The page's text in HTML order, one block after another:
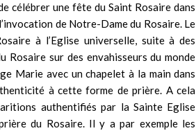
célébrer une fête du Saint Rosaire dans
de Notre-Dame du Rosaire. Le
à l’Eglise universelle, suite à des
Rosaire sur des envahisseurs du monde
Marie avec un chapelet à la main dans
à cette forme de prière. A cela
authentifiés par la Sainte Eglise
du Rosaire. Il y a par exemple les